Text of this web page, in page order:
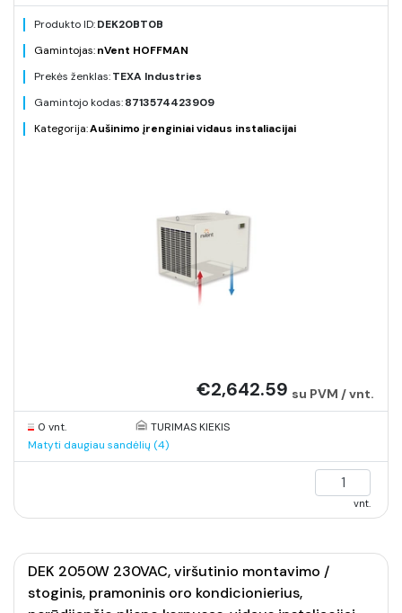
Produkto ID:DEK20BT0B
Gamintojas:nVent HOFFMAN
Prekės ženklas:TEXA Industries
Gamintojo kodas:8713574423909
Kategorija:Aušinimo įrenginiai vidaus instaliacijai
€2,642.59 su PVM / vnt.
0 vnt.
TURIMAS KIEKIS
Matyti daugiau sandėlių (4)
vnt.
DEK 2050W 230VAC, viršutinio montavimo /
stoginis, pramoninis oro kondicionierius,